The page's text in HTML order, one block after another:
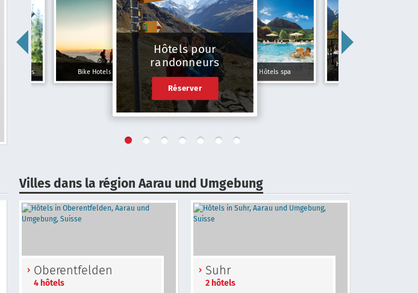
familles Bike Hotels
Hôtels pour
randonneurs
Réserver
Hôtels spa
Hôtels Typiquement
Villes dans la région Aarau und Umgebung
Oberentfelden
4 hôtels
Suhr
2 hôtels